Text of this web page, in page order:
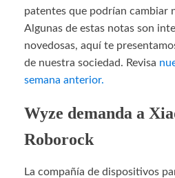
patentes que podrían cambiar
Algunas de estas notas son
novedosas, aquí te
de nuestra sociedad. Revisa
semana anterior.
Wyze demanda a
Roborock
La compañía de dispositivos